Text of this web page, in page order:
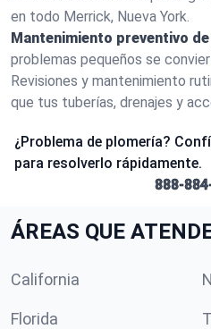
en todo Merrick, Nueva York.
Mantenimiento preventivo
problemas pequeños se
Revisiones y mantenimiento
que tus tuberías, drenajes y
¿Problema de plomería?
para resolverlo rápidamente.
888-
ÁREAS QUE
California
Florida